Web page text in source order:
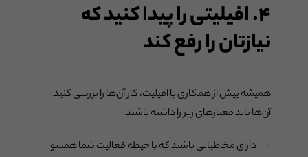
۴. افیلیتی را پیدا کنید که
نیازتان را رفع کند
همیشه پیش از همکاری با افیلیت، کار آن‌ها را بررسی کنید.
آن‌ها باید معیارهای زیر را داشته باشند:
· دارای مخاطبانی باشند که با حیطه فعالیت شما همسو